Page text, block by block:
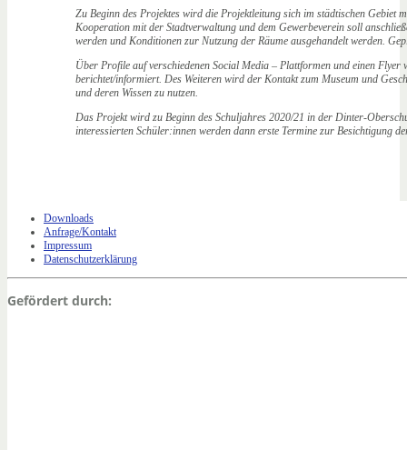
Downloads
Anfrage/Kontakt
Impressum
Datenschutzerklärung
Gefördert durch:
Zu Beginn des Projektes wird die Projektleitung sich im städtischen Gebiet
Kooperation mit der Stadtverwaltung und dem Gewerbeverein soll
werden und Konditionen zur Nutzung der Räume ausgehandelt werden.
Über Profile auf verschiedenen Social Media – Plattformen und einen
berichtet/informiert. Des Weiteren wird der Kontakt zum Museum und
und deren Wissen zu nutzen.
Das Projekt wird zu Beginn des Schuljahres 2020/21 in der Dinter-
interessierten Schüler:innen werden dann erste Termine zur Besichtigung